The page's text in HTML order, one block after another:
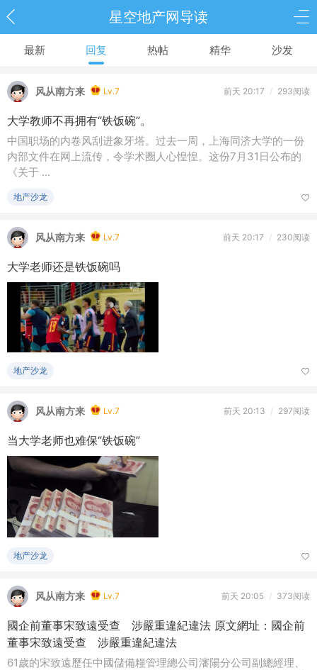
星空地产网导读
最新 回复 热帖 精华 沙发
风从南方来 Lv.7 前天 20:17 / 293阅读
大学教师不再拥有“铁饭碗”。
中国职场的内卷风刮进象牙塔。过去一周，上海同济大学的一份
内部文件在网上流传，令学术圈人心惶惶。这份7月31日公布的
《关于 ...
地产沙龙
风从南方来 Lv.7 前天 20:17 / 230阅读
大学老师还是铁饭碗吗
地产沙龙
风从南方来 Lv.7 前天 20:13 / 297阅读
当大学老师也难保“铁饭碗”
地产沙龙
风从南方来 Lv.7 前天 20:05 / 373阅读
國企前董事宋致遠受查 涉嚴重違紀違法 原文網址：國企前
董事宋致遠受查 涉嚴重違紀違法
61歲的宋致遠歷任中國儲備糧管理總公司瀋陽分公司副總經理、